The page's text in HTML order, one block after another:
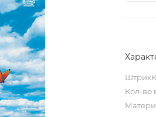
Кол-во